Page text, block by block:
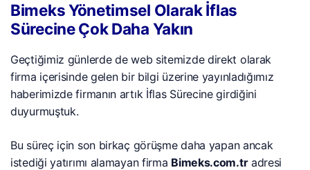
Bimeks Yönetimsel Olarak İflas
Sürecine Çok Daha Yakın
Geçtiğimiz günlerde de web sitemizde direkt olarak
firma içerisinde gelen bir bilgi üzerine yayınladığımız
haberimizde firmanın artık İflas Sürecine girdiğini
duyurmuştuk.
Bu süreç için son birkaç görüşme daha yapan ancak
istediği yatırımı alamayan firma Bimeks.com.tradresi